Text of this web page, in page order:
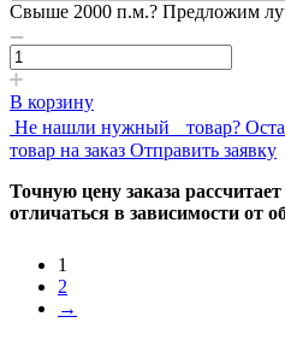
Свыше 2000 п.м.? Предложим
В корзину
Не нашли нужный товар?
товар на заказ Отправить заявку
Точную цену заказа
отличаться в зависимости от
1
2
→